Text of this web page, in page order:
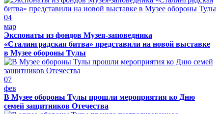
04
мар
Экспонаты из фондов Музея-заповедника
«Сталинградская битва» представили на новой выставке
в Музее обороны Тулы
07
фев
В Музее обороны Тулы прошли мероприятия ко Дню
семей защитников Отечества